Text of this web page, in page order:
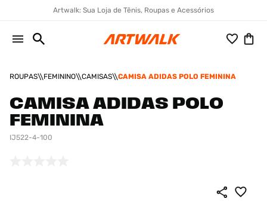
Artwalk: Sua Loja de Tênis, Roupas e Acessórios
ROUPAS FEMININO CAMISAS CAMISA ADIDAS POLO FEMININA
CAMISA ADIDAS POLO
FEMININA
IJ522-4-100